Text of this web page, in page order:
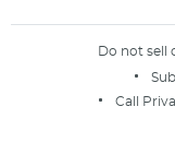
Do not sell
Call